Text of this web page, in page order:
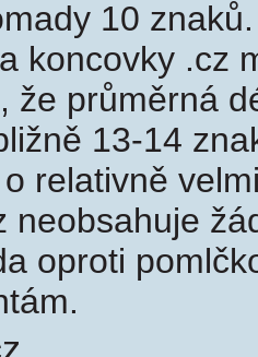
10
koncovky .cz
že průměrná
13-14
relativně
neobsahuje
oproti